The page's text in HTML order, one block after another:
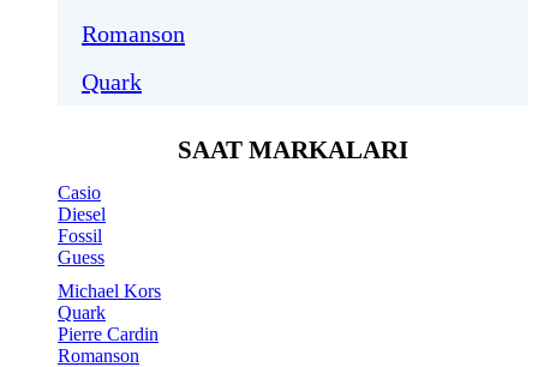
Romanson
Quark
SAAT MARKALARI
Casio
Diesel
Fossil
Guess
Michael Kors
Quark
Pierre Cardin
Romanson